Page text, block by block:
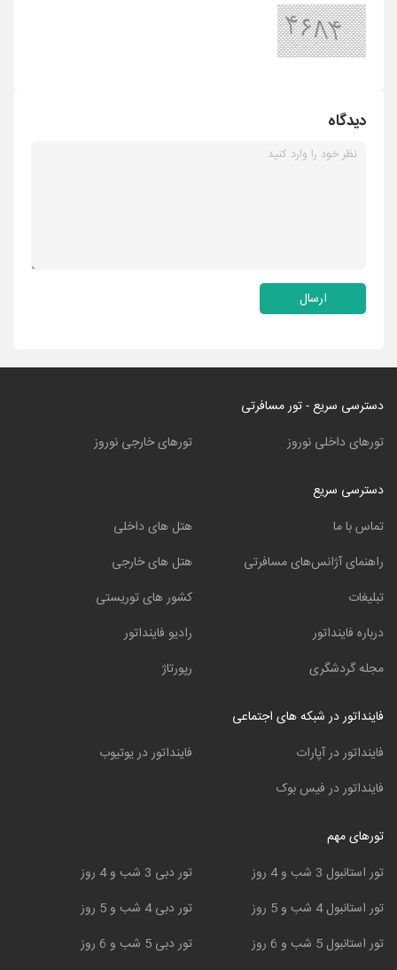
دیدگاه
ارسال
دسترسی سریع - تور مسافرتی
تورهای داخلی نوروز
تورهای خارجی نوروز
دسترسی سریع
تماس با ما
راهنمای آژانس‌های مسافرتی
تبلیغات
درباره فاینداتور
مجله گردشگری
هتل های داخلی
هتل های خارجی
کشور های توریستی
رادیو فاینداتور
رپورتاژ
فاینداتور در شبکه های اجتماعی
فاینداتور در آپارات
فاینداتور در فیس بوک
فاینداتور در یوتیوب
تورهای مهم
تور استانبول 3 شب و 4 روز
تور استانبول 4 شب و 5 روز
تور استانبول 5 شب و 6 روز
تور دبی 3 شب و 4 روز
تور دبی 4 شب و 5 روز
تور دبی 5 شب و 6 روز